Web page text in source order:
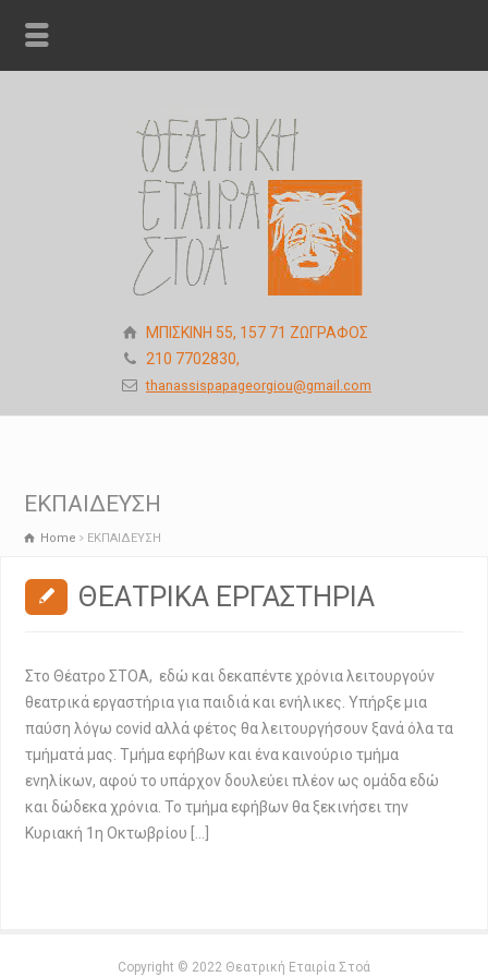
ΜΠΙΣΚΙΝΗ 55, 157 71 ΖΩΓΡΑΦΟΣ
210 7702830,
thanassispapageorgiou@gmail.com
ΕΚΠΑΙΔΕΥΣΗ
Home ΕΚΠΑΙΔΕΥΣΗ
ΘΕΑΤΡΙΚΑ ΕΡΓΑΣΤΗΡΙΑ
Στο Θέατρο ΣΤΟΑ, εδώ και δεκαπέντε χρόνια λειτουργούν
θεατρικά εργαστήρια για παιδιά και ενήλικες. Υπήρξε μια
παύση λόγω covid αλλά φέτος θα λειτουργήσουν ξανά όλα τα
τμήματά μας. Τμήμα εφήβων και ένα καινούριο τμήμα
ενηλίκων, αφού το υπάρχον δουλεύει πλέον ως ομάδα εδώ
και δώδεκα χρόνια. Το τμήμα εφήβων θα ξεκινήσει την
Κυριακή 1η Οκτωβρίου […]
Copyright © 2022 Θεατρική Εταιρία Στοά